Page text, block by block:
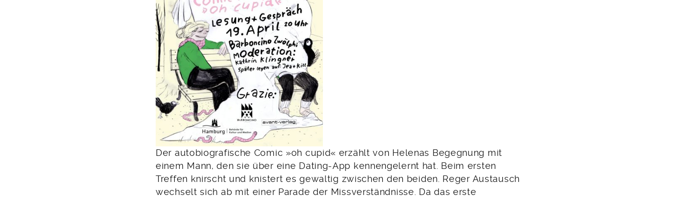
Der autobiografische Comic »oh cupid« erzählt von Helenas Begegnung mit
einem Mann, den sie über eine Dating-App kennengelernt hat. Beim ersten
Treffen knirscht und knistert es gewaltig zwischen den beiden. Reger Austausch
wechselt sich ab mit einer Parade der Missverständnisse. Da das erste